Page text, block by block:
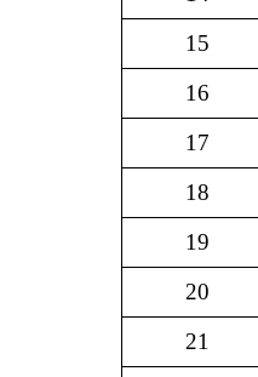
15
16
17
18
19
20
21